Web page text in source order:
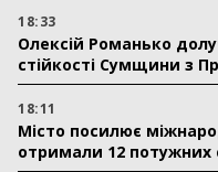
18:33
Олексій Романько
стійкості Сумщини з
18:11
Місто посилює
отримали 12 потужних